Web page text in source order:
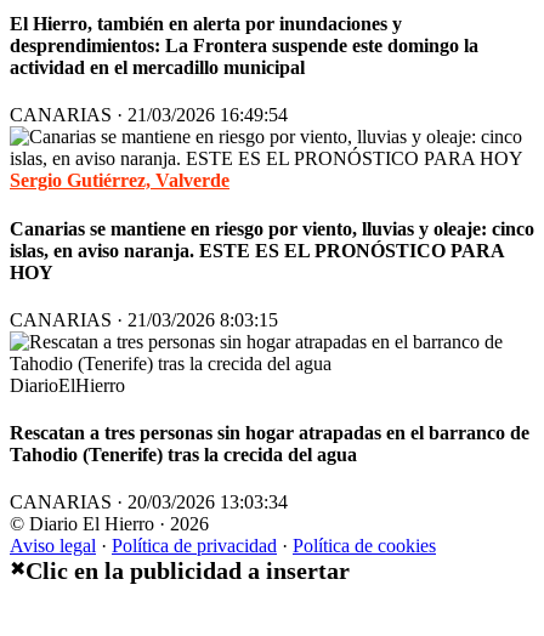
El Hierro, también en alerta por inundaciones y
desprendimientos: La Frontera suspende este domingo la
actividad en el mercadillo municipal
CANARIAS · 21/03/2026 16:49:54
Sergio Gutiérrez, Valverde
Canarias se mantiene en riesgo por viento, lluvias y oleaje: cinco
islas, en aviso naranja. ESTE ES EL PRONÓSTICO PARA
HOY
CANARIAS · 21/03/2026 8:03:15
DiarioElHierro
Rescatan a tres personas sin hogar atrapadas en el barranco de
Tahodio (Tenerife) tras la crecida del agua
CANARIAS · 20/03/2026 13:03:34
© Diario El Hierro · 2026
Aviso legal · Política de privacidad · Política de cookies
✖Clic en la publicidad a insertar